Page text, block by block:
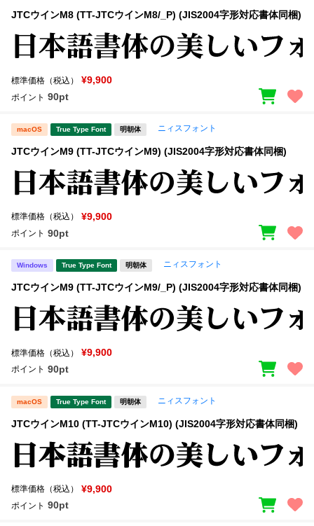
JTCウインM8 (TT-JTCウインM8/_P) (JIS2004字形対応書体同梱)
標準価格（税込） ¥9,900
ポイント 90pt
macOS True Type Font 明朝体 ニィスフォント
JTCウインM9 (TT-JTCウインM9) (JIS2004字形対応書体同梱)
標準価格（税込） ¥9,900
ポイント 90pt
Windows True Type Font 明朝体 ニィスフォント
JTCウインM9 (TT-JTCウインM9/_P) (JIS2004字形対応書体同梱)
標準価格（税込） ¥9,900
ポイント 90pt
macOS True Type Font 明朝体 ニィスフォント
JTCウインM10 (TT-JTCウインM10) (JIS2004字形対応書体同梱)
標準価格（税込） ¥9,900
ポイント 90pt